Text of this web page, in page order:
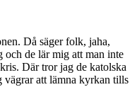
Då säger folk, jaha,
och de lär mig att man inte
Där tror jag de katolska
vägrar att lämna kyrkan tills